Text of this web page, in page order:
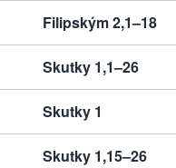
Filipským 2,1–18
Skutky 1,1–26
Skutky 1
Skutky 1,15–26